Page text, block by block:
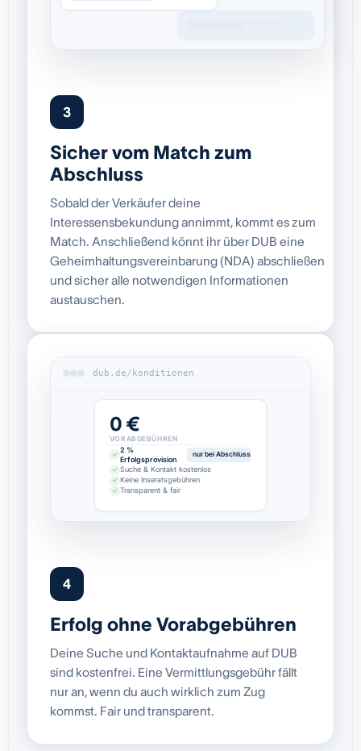
3
Sicher vom Match zum
Abschluss
Sobald der Verkäufer deine
Interessensbekundung annimmt, kommt es zum
Match. Anschließend könnt ihr über DUB eine
Geheimhaltungsvereinbarung (NDA) abschließen
und sicher alle notwendigen Informationen
austauschen.
dub.de/konditionen
0 €
VORABGEBÜHREN
2 %
Erfolgsprovision
nur bei Abschluss
Suche & Kontakt kostenlos
Keine Inseratsgebühren
Transparent & fair
4
Erfolg ohne Vorabgebühren
Deine Suche und Kontaktaufnahme auf DUB
sind kostenfrei. Eine Vermittlungsgebühr fällt
nur an, wenn du auch wirklich zum Zug
kommst. Fair und transparent.